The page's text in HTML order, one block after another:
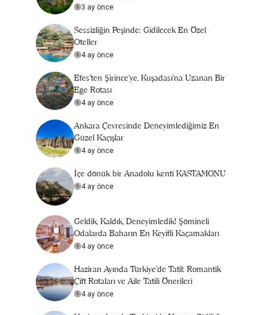
3 ay önce
Sessizliğin Peşinde: Gidilecek En Özel
Oteller
4 ay önce
Efes’ten Şirince’ye, Kuşadası’na Uzanan Bir
Ege Rotası
4 ay önce
Ankara Çevresinde Deneyimlediğimiz En
Güzel Kaçışlar
4 ay önce
İçe dönük bir Anadolu kenti KASTAMONU
4 ay önce
Geldik, Kaldık, Deneyimledik! Şömineli
Odalarda Baharın En Keyifli Kaçamakları
4 ay önce
Haziran Ayında Türkiye’de Tatil: Romantik
Çift Rotaları ve Aile Tatili Önerileri
4 ay önce